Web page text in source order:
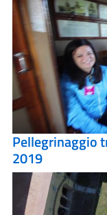
Pellegrinaggio
2019